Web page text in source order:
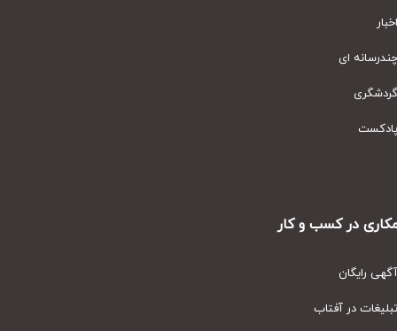
ای
در کسب و کار
رایگان
در آفتاب